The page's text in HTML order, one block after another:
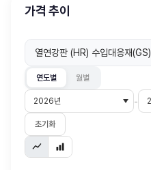
가격 추이
열연강판 (HR) 수입대응재(GS)
연도별 월별
-
초기화